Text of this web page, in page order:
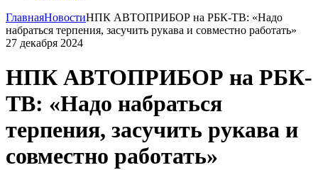
ГлавнаяНовостиНПК АВТОПРИБОР на РБК-ТВ: «Надо
набраться терпения, засучить рукава и совместно работать»
27 декабря 2024
НПК АВТОПРИБОР на РБК-
ТВ: «Надо набраться
терпения, засучить рукава и
совместно работать»